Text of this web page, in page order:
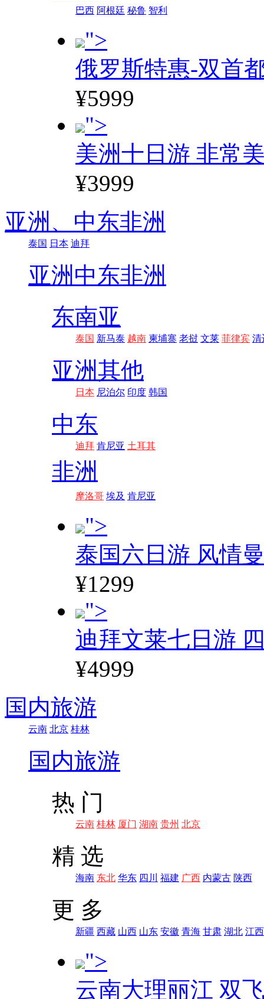
巴西 阿根廷 秘鲁 智利
">
俄罗斯特惠-双首
¥5999
">
美洲十日游 非常
¥3999
亚洲、 中东非洲
泰国 日本 迪拜
亚洲 中东非洲
东南亚
泰国 新马泰 越南 柬埔寨 老挝 文莱 菲律宾 清
亚洲其他
日本 尼泊尔 印度 韩国
中东
迪拜 肯尼亚 土耳其
非洲
摩洛哥 埃及 肯尼亚
">
泰国六日游 风情
¥1299
">
迪拜文莱七日游
¥4999
国内旅游
云南 北京 桂林
国内旅游
热 门
云南 桂林 厦门 湖南 贵州 北京
精 选
海南 东北 华东 四川 福建 广西 内蒙古 陕西
更 多
新疆 西藏 山西 山东 安徽 青海 甘肃 湖北 江西
">
云南大理丽江 双